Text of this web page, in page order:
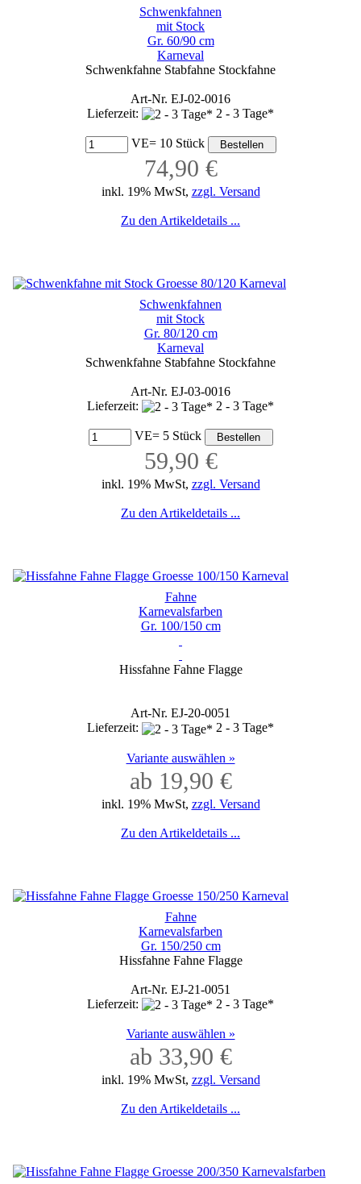
Schwenkfahnen
mit Stock
Gr. 60/90 cm
Karneval
Schwenkfahne Stabfahne Stockfahne
Art-Nr. EJ-02-0016
Lieferzeit:
2 - 3 Tage*
VE= 10 Stück
74,90 €
inkl. 19% MwSt, zzgl. Versand
Zu den Artikeldetails ...
Schwenkfahnen
mit Stock
Gr. 80/120 cm
Karneval
Schwenkfahne Stabfahne Stockfahne
Art-Nr. EJ-03-0016
Lieferzeit:
2 - 3 Tage*
VE= 5 Stück
59,90 €
inkl. 19% MwSt, zzgl. Versand
Zu den Artikeldetails ...
Fahne
Karnevalsfarben
Gr. 100/150 cm
Hissfahne Fahne Flagge
Art-Nr. EJ-20-0051
Lieferzeit:
2 - 3 Tage*
Variante auswählen »
ab 19,90 €
inkl. 19% MwSt, zzgl. Versand
Zu den Artikeldetails ...
Fahne
Karnevalsfarben
Gr. 150/250 cm
Hissfahne Fahne Flagge
Art-Nr. EJ-21-0051
Lieferzeit:
2 - 3 Tage*
Variante auswählen »
ab 33,90 €
inkl. 19% MwSt, zzgl. Versand
Zu den Artikeldetails ...